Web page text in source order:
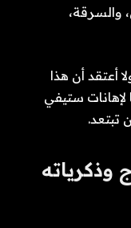
والسرقة،
أعتقد أن هذا
ستيفي
تبتعد.
وذكرياته